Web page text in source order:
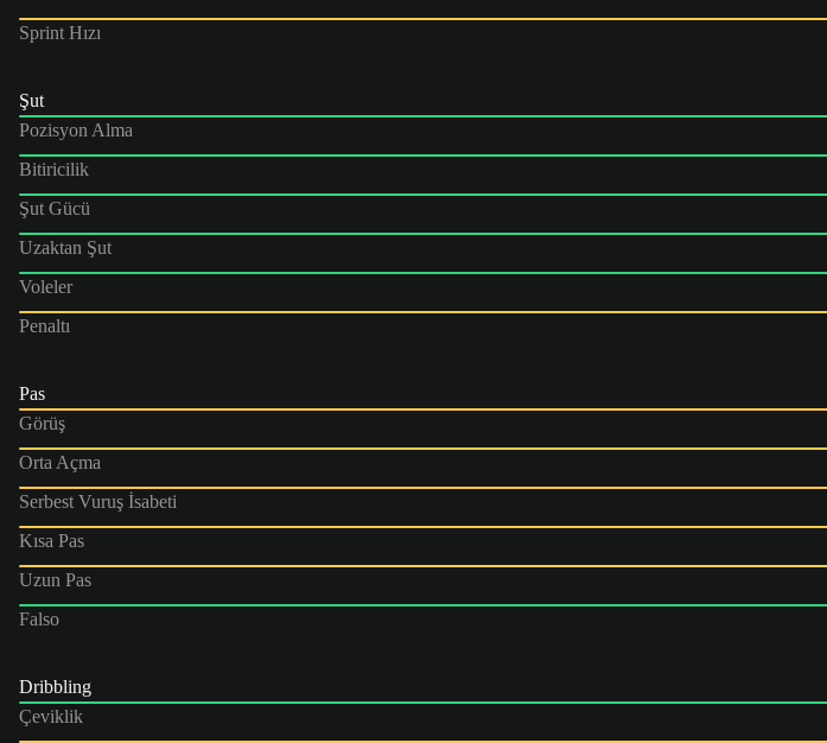
Sprint Hızı
Şut
Pozisyon Alma
Bitiricilik
Şut Gücü
Uzaktan Şut
Voleler
Penaltı
Pas
Görüş
Orta Açma
Serbest Vuruş İsabeti
Kısa Pas
Uzun Pas
Falso
Dribbling
Çeviklik